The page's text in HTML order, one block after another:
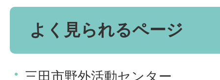
よく見られるページ
三田市野外活動センター